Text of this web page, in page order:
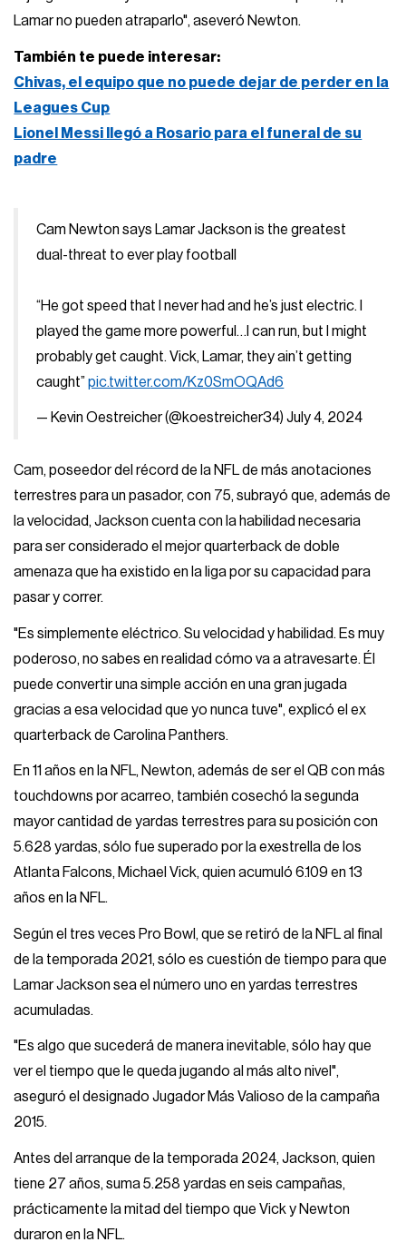
Lamar no pueden atraparlo", aseveró Newton.
También te puede interesar:
Chivas, el equipo que no puede dejar de perder en la
Leagues Cup
Lionel Messi llegó a Rosario para el funeral de su
padre
Cam Newton says Lamar Jackson is the greatest
dual-threat to ever play football
“He got speed that I never had and he’s just electric. I
played the game more powerful…I can run, but I might
probably get caught. Vick, Lamar, they ain’t getting
caught”pic.twitter.com/Kz0SmOQAd6
— Kevin Oestreicher (@koestreicher34)July 4, 2024
Cam, poseedor del récord de la NFL de más anotaciones
terrestres para un pasador, con 75, subrayó que, además de
la velocidad, Jackson cuenta con la habilidad necesaria
para ser considerado el mejor quarterback de doble
amenaza que ha existido en la liga por su capacidad para
pasar y correr.
"Es simplemente eléctrico. Su velocidad y habilidad. Es muy
poderoso, no sabes en realidad cómo va a atravesarte. Él
puede convertir una simple acción en una gran jugada
gracias a esa velocidad que yo nunca tuve", explicó el ex
quarterback de Carolina Panthers.
En 11 años en la NFL, Newton, además de ser el QB con más
touchdowns por acarreo, también cosechó la segunda
mayor cantidad de yardas terrestres para su posición con
5.628 yardas, sólo fue superado por la exestrella de los
Atlanta Falcons, Michael Vick, quien acumuló 6.109 en 13
años en la NFL.
Según el tres veces Pro Bowl, que se retiró de la NFL al final
de la temporada 2021, sólo es cuestión de tiempo para que
Lamar Jackson sea el número uno en yardas terrestres
acumuladas.
"Es algo que sucederá de manera inevitable, sólo hay que
ver el tiempo que le queda jugando al más alto nivel",
aseguró el designado Jugador Más Valioso de la campaña
2015.
Antes del arranque de la temporada 2024, Jackson, quien
tiene 27 años, suma 5.258 yardas en seis campañas,
prácticamente la mitad del tiempo que Vick y Newton
duraron en la NFL.